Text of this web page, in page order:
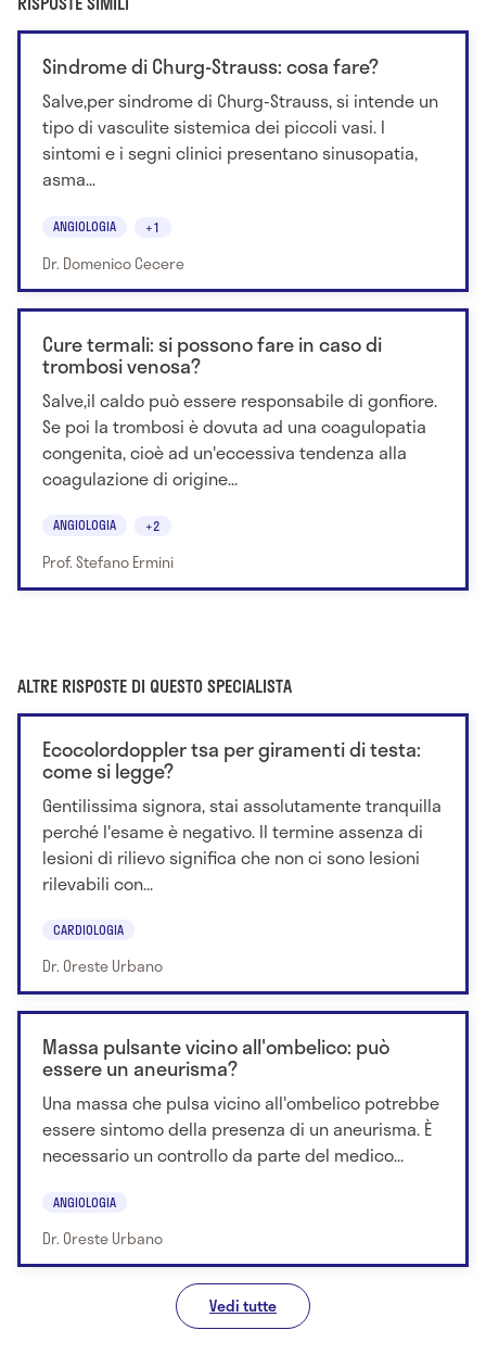
Sindrome di Churg-Strauss: cosa fare?
Salve,per sindrome di Churg-Strauss, si intende un
tipo di vasculite sistemica dei piccoli vasi. I
sintomi e i segni clinici presentano sinusopatia,
asma...
ANGIOLOGIA +1
Dr. Domenico Cecere
Cure termali: si possono fare in caso di
trombosi venosa?
Salve,il caldo può essere responsabile di gonfiore.
Se poi la trombosi è dovuta ad una coagulopatia
congenita, cioè ad un'eccessiva tendenza alla
coagulazione di origine...
ANGIOLOGIA +2
Prof. Stefano Ermini
ALTRE RISPOSTE DI QUESTO SPECIALISTA
Ecocolordoppler tsa per giramenti di testa:
come si legge?
Gentilissima signora, stai assolutamente tranquilla
perché l'esame è negativo. Il termine assenza di
lesioni di rilievo significa che non ci sono lesioni
rilevabili con...
CARDIOLOGIA
Dr. Oreste Urbano
Massa pulsante vicino all'ombelico: può
essere un aneurisma?
Una massa che pulsa vicino all'ombelico potrebbe
essere sintomo della presenza di un aneurisma. È
necessario un controllo da parte del medico...
ANGIOLOGIA
Dr. Oreste Urbano
Vedi tutte